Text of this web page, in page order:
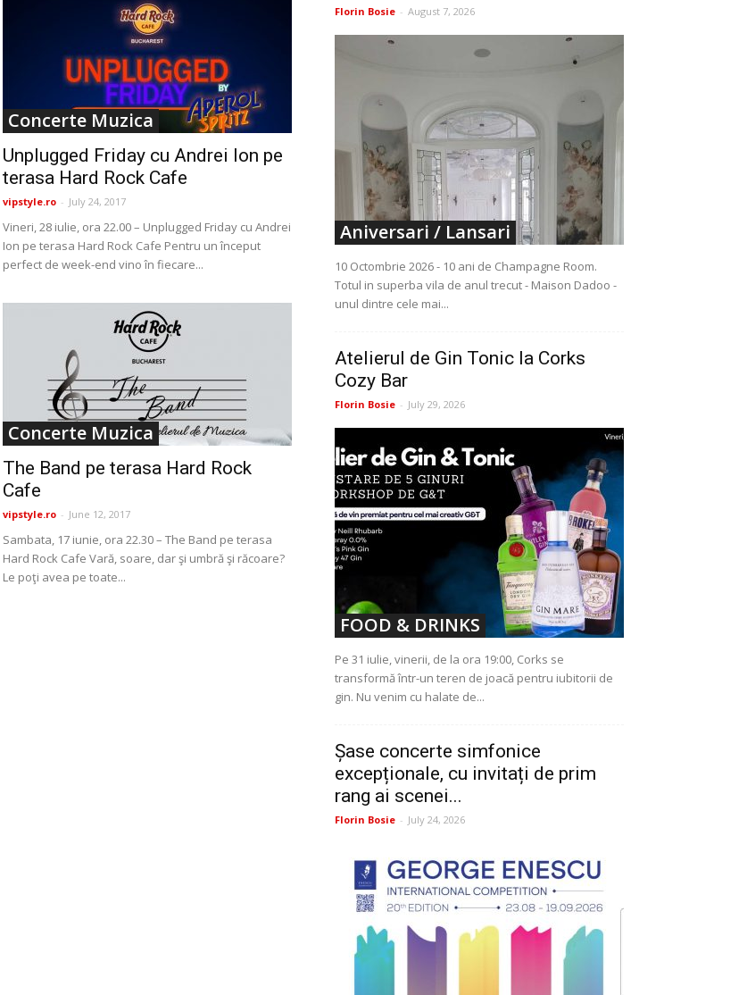
Concerte Muzica
Unplugged Friday cu Andrei Ion pe
terasa Hard Rock Cafe
vipstyle.ro - July 24, 2017
Vineri, 28 iulie, ora 22.00 – Unplugged Friday cu Andrei
Ion pe terasa Hard Rock Cafe Pentru un început
perfect de week-end vino în fiecare...
Concerte Muzica
The Band pe terasa Hard Rock
Cafe
vipstyle.ro - June 12, 2017
Sambata, 17 iunie, ora 22.30 – The Band pe terasa
Hard Rock Cafe Vară, soare, dar şi umbră şi răcoare?
Le poţi avea pe toate...
Florin Bosie - August 7, 2026
Aniversari / Lansari
10 Octombrie 2026 - 10 ani de Champagne Room.
Totul in superba vila de anul trecut - Maison Dadoo -
unul dintre cele mai...
Atelierul de Gin Tonic la Corks
Cozy Bar
Florin Bosie - July 29, 2026
FOOD & DRINKS
Pe 31 iulie, vinerii, de la ora 19:00, Corks se
transformă într-un teren de joacă pentru iubitorii de
gin. Nu venim cu halate de...
Șase concerte simfonice
excepționale, cu invitați de prim
rang ai scenei...
Florin Bosie - July 24, 2026